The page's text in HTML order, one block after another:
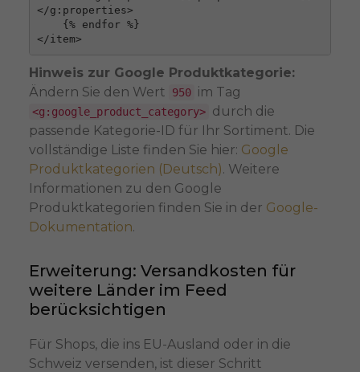
</g:properties>
Hinweis zur Google Produktkategorie:
Ändern Sie den Wert
950 im Tag
<g:google_product_category> durch die
passende Kategorie-ID für Ihr Sortiment. Die
vollständige Liste finden Sie hier: Google
Produktkategorien (Deutsch). Weitere
Informationen zu den Google
Produktkategorien finden Sie in der Google-
Dokumentation.
Erweiterung: Versandkosten für
weitere Länder im Feed
berücksichtigen
Für Shops, die ins EU-Ausland oder in die
Schweiz versenden, ist dieser Schritt